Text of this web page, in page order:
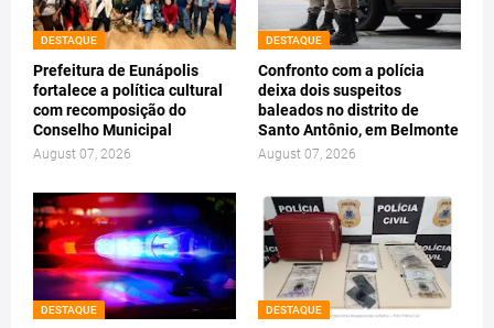
DESTAQUE
Prefeitura de Eunápolis
fortalece a política cultural
com recomposição do
Conselho Municipal
August 07, 2026
DESTAQUE
Confronto com a polícia
deixa dois suspeitos
baleados no distrito de
Santo Antônio, em Belmonte
August 07, 2026
DESTAQUE DESTAQUE